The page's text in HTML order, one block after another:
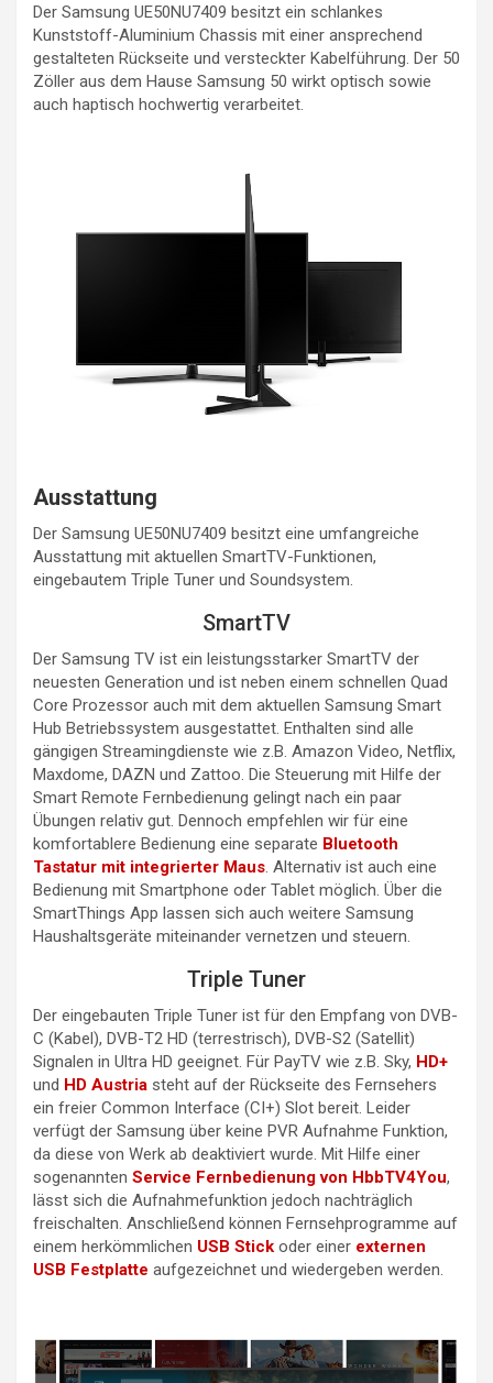
Der Samsung UE50NU7409 besitzt ein schlankes
Kunststoff-Aluminium Chassis mit einer ansprechend
gestalteten Rückseite und versteckter Kabelführung. Der 50
Zöller aus dem Hause Samsung 50 wirkt optisch sowie
auch haptisch hochwertig verarbeitet.
Ausstattung
Der Samsung UE50NU7409 besitzt eine umfangreiche
Ausstattung mit aktuellen SmartTV-Funktionen,
eingebautem Triple Tuner und Soundsystem.
SmartTV
Der Samsung TV ist ein leistungsstarker SmartTV der
neuesten Generation und ist neben einem schnellen Quad
Core Prozessor auch mit dem aktuellen Samsung Smart
Hub Betriebssystem ausgestattet. Enthalten sind alle
gängigen Streamingdienste wie z.B. Amazon Video, Netflix,
Maxdome, DAZN und Zattoo. Die Steuerung mit Hilfe der
Smart Remote Fernbedienung gelingt nach ein paar
Übungen relativ gut. Dennoch empfehlen wir für eine
komfortablere Bedienung eine separate Bluetooth
Tastatur mit integrierter Maus. Alternativ ist auch eine
Bedienung mit Smartphone oder Tablet möglich. Über die
SmartThings App lassen sich auch weitere Samsung
Haushaltsgeräte miteinander vernetzen und steuern.
Triple Tuner
Der eingebauten Triple Tuner ist für den Empfang von DVB-
C (Kabel), DVB-T2 HD (terrestrisch), DVB-S2 (Satellit)
Signalen in Ultra HD geeignet. Für PayTV wie z.B. Sky, HD+
und HD Austria steht auf der Rückseite des Fernsehers
ein freier Common Interface (CI+) Slot bereit. Leider
verfügt der Samsung über keine PVR Aufnahme Funktion,
da diese von Werk ab deaktiviert wurde. Mit Hilfe einer
sogenannten Service Fernbedienung von HbbTV4You,
lässt sich die Aufnahmefunktion jedoch nachträglich
freischalten. Anschließend können Fernsehprogramme auf
einem herkömmlichen USB Stick oder einer externen
USB Festplatte aufgezeichnet und wiedergeben werden.